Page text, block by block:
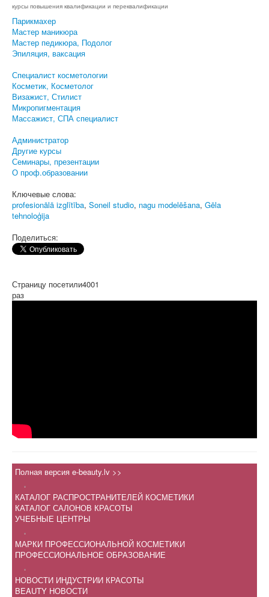
курсы повышения квалификации и переквалификации
Парикмахер
Мастер маникюра
Мастер педикюра, Подолог
Эпиляция, ваксация
Специалист косметологии
Косметик, Косметолог
Визажист, Стилист
Микропигментация
Массажист, СПА специалист
Администратор
Другие курсы
Семинары, презентации
О проф.образовании
Ключевые слова:
profesionālā izglītība, Soneil studio, nagu modelēšana, Gēla
tehnoloģija
Поделиться:
Страницу посетили4001
раз
Полная версия e-beauty.lv >>
.
КАТАЛОГ РАСПРОСТРАНИТЕЛЕЙ КОСМЕТИКИ
КАТАЛОГ САЛОНОВ КРАСОТЫ
УЧЕБНЫЕ ЦЕНТРЫ
.
МАРКИ ПРОФЕССИОНАЛЬНОЙ КОСМЕТИКИ
ПРОФЕССИОНАЛЬНОЕ ОБРАЗОВАНИЕ
.
НОВОСТИ ИНДУСТРИИ КРАСОТЫ
BEAUTY НОВОСТИ